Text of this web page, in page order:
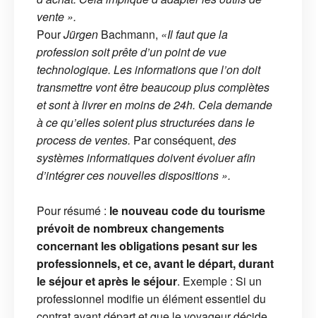
vente ».
PourJürgen Bachmann, «Il faut que la
profession soit prête d’un point de vue
technologique. Les informations que l’on doit
transmettre vont être beaucoup plus complètes
et sont à livrer en moins de 24h. Cela demande
à ce qu’elles soient plus structurées dans le
process de ventes. Par conséquent, des
systèmes informatiques doivent évoluer afin
d’intégrer ces nouvelles dispositions ».
Pour résumé : le nouveau code du tourisme
prévoit de nombreux changements
concernant les obligations pesant sur les
professionnels, et ce, avant le départ, durant
le séjour et après le séjour. Exemple : Si un
professionnel modifie un élément essentiel du